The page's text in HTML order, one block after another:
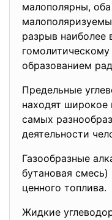
малополярны,
разрыв наиболее
образованием
Предельные
находят широкое
самых
деятельности
Газообразные
бутановая смесь)
ценного топлива.
Жидкие